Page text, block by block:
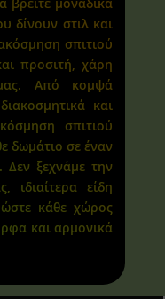
δίνουν στιλ και
σπιτιού
προσιτή, χάρη
Από κομψά
και
σπιτιού
δωμάτιο σε έναν
ξεχνάμε την
ιδιαίτερα είδη
κάθε χώρος
και αρμονικά